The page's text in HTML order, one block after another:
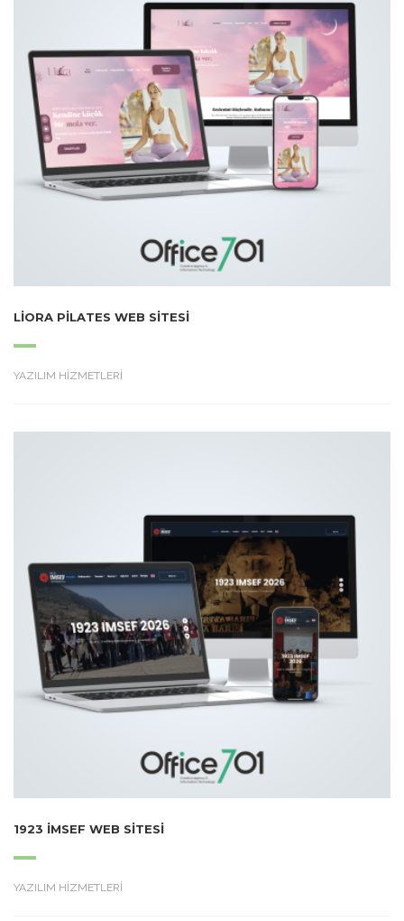
LIORA PILATES WEB SITESI
YAZILIM HİZMETLERİ
1923 İMSEF WEB SITESI
YAZILIM HİZMETLERİ